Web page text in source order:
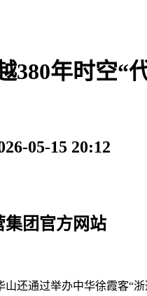
380年时空“
05-15 20:12
集团官方网站
还通过举办中华徐霞客“浙